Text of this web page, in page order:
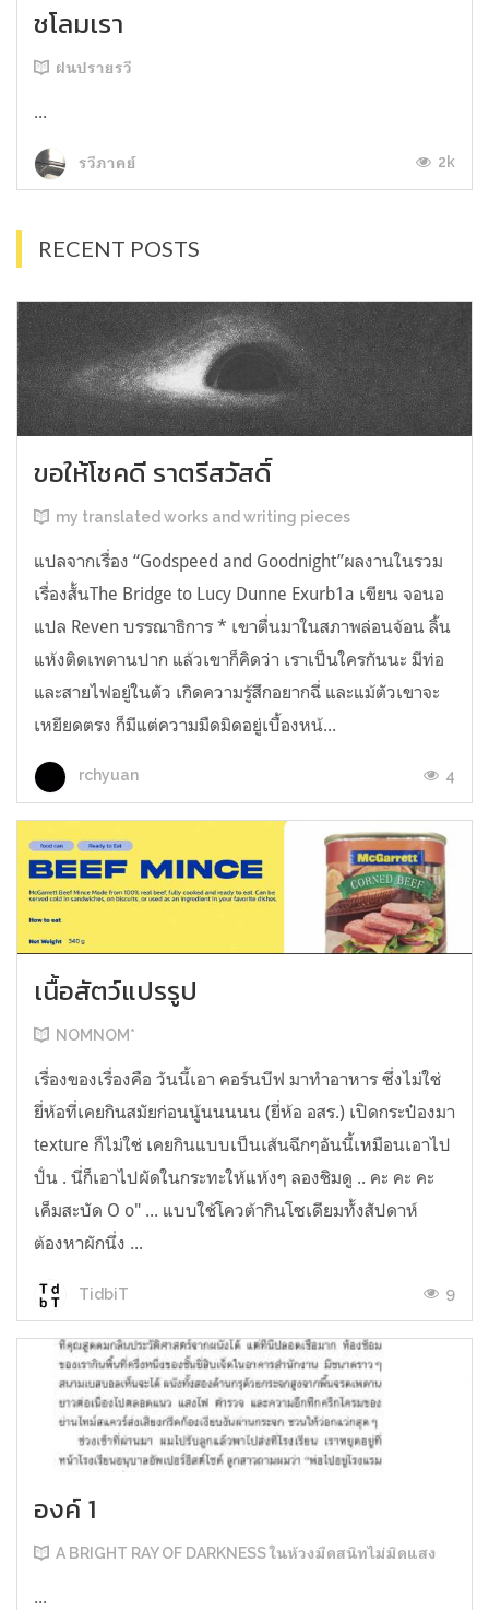
ชโลมเรา
ฝนปรายรวี
...
รวีภาคย์ 2k
RECENT POSTS
ขอให้โชคดี ราตรีสวัสดิ์
my translated works and writing pieces
แปลจากเรื่อง “Godspeed and Goodnight”ผลงานในรวม
เรื่องสั้นThe Bridge to Lucy Dunne Exurb1a เขียน จอนอ
แปล Reven บรรณาธิการ * เขาตื่นมาในสภาพล่อนจ้อน ลิ้น
แห้งติดเพดานปาก แล้วเขาก็คิดว่า เราเป็นใครกันนะ มีท่อ
และสายไฟอยู่ในตัว เกิดความรู้สึกอยากฉี่ และแม้ตัวเขาจะ
เหยียดตรง ก็มีแต่ความมืดมิดอยู่เบื้องหน้...
rchyuan 4
เนื้อสัตว์แปรรูป
NOMNOM*
เรื่องของเรื่องคือ วันนี้เอา คอร์นบีฟ มาทำอาหาร ซึ่งไม่ใช่
ยี่ห้อที่เคยกินสมัยก่อนนู้นนนนน (ยี่ห้อ อสร.) เปิดกระป๋องมา
texture ก็ไม่ใช่ เคยกินแบบเป็นเส้นฉีกๆอันนี้เหมือนเอาไป
ปั่น . นี่ก็เอาไปผัดในกระทะให้แห้งๆ ลองชิมดู .. คะ คะ คะ
เค็มสะบัด O o" ... แบบใช้โควต้ากินโซเดียมทั้งสัปดาห์
ต้องหาผักนึ่ง ...
TidbiT 9
องค์ 1
A BRIGHT RAY OF DARKNESS ในห้วงมืดสนิทไม่มิดแสง
...